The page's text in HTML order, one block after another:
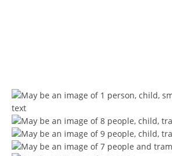
ПРВА ПОМОШ
КРВОДАРИТЕЛСТВО
ИНФОРМАЦИИ ЗА БОЛЕСТИ